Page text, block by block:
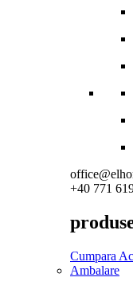
+40 771
Cumpara
Ambalare